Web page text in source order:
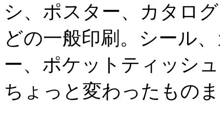
シ、ポスター、カタロ
どの一般印刷。シール
ー、ポケットティッシ
ちょっと変わったもの